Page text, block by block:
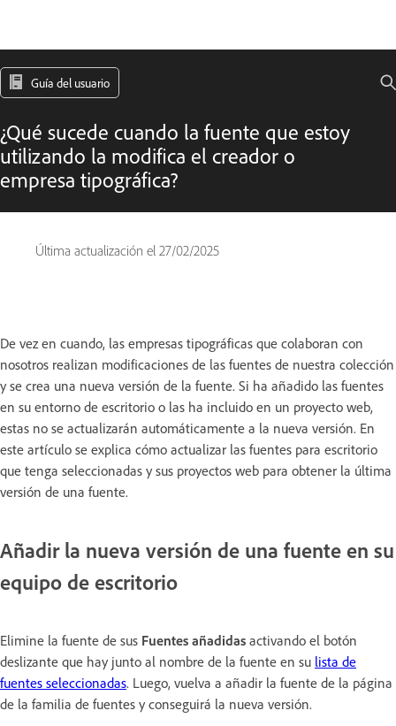
Guía del usuario
¿Qué sucede cuando la fuente que estoy
utilizando la modifica el creador o
empresa tipográfica?
Última actualización el 27/02/2025
De vez en cuando, las empresas tipográficas que colaboran con
nosotros realizan modificaciones de las fuentes de nuestra colección
y se crea una nueva versión de la fuente. Si ha añadido las fuentes
en su entorno de escritorio o las ha incluido en un proyecto web,
estas no se actualizarán automáticamente a la nueva versión. En
este artículo se explica cómo actualizar las fuentes para escritorio
que tenga seleccionadas y sus proyectos web para obtener la última
versión de una fuente.
Añadir la nueva versión de una fuente en su
equipo de escritorio
Elimine la fuente de sus Fuentes añadidas activando el botón
deslizante que hay junto al nombre de la fuente en su lista de
fuentes seleccionadas. Luego, vuelva a añadir la fuente de la página
de la familia de fuentes y conseguirá la nueva versión.